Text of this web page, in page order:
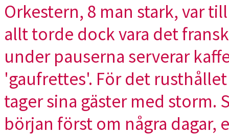
Orkestern, 8 man stark, var
allt torde dock vara det
under pauserna serverar
'gaufrettes'. För det
tager sina gäster med storm.
början först om några